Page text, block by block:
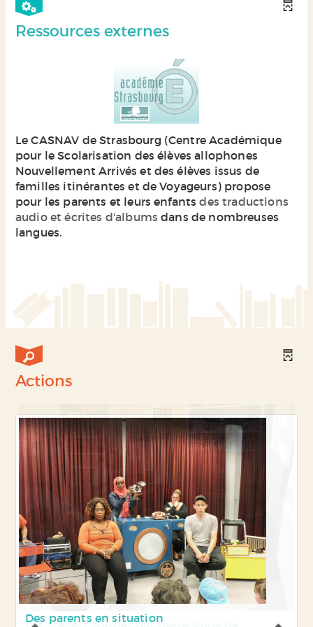
Ressources externes
Le CASNAV de Strasbourg (Centre Académique
pour le Scolarisation des élèves allophones
Nouvellement Arrivés et des élèves issus de
familles itinérantes et de Voyageurs) propose
pour les parents et leurs enfantsdes traductions
audio et écrites d'albums dans de nombreuses
langues.
Actions